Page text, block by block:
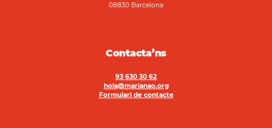
08830 Barcelona
Contacta’ns
93 630 30 62
hola@marianao.org
Formulari de contacte